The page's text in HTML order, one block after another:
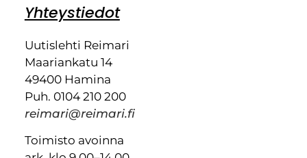
Yhteystiedot
Uutislehti Reimari
Maariankatu 14
49400 Hamina
Puh. 0104 210 200
reimari@reimari.fi
Toimisto avoinna